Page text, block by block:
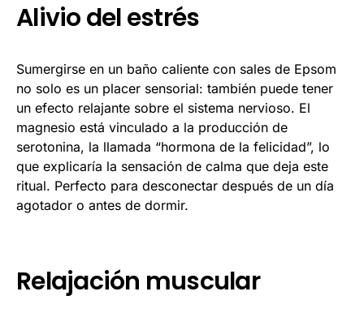
Alivio del estrés
Sumergirse en un baño caliente con sales de Epsom
no solo es un placer sensorial: también puede tener
un efecto relajante sobre el sistema nervioso. El
magnesio está vinculado a la producción de
serotonina, la llamada “hormona de la felicidad”, lo
que explicaría la sensación de calma que deja este
ritual. Perfecto para desconectar después de un día
agotador o antes de dormir.
Relajación muscular